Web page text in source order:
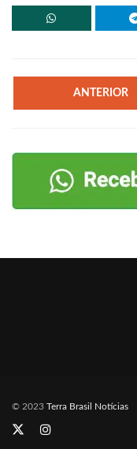
ANTERIOR
© 2023 Terra Brasil Notícias